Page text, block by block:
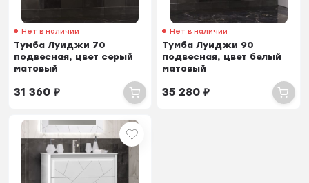
Нет в наличии
Тумба Луиджи 70
подвесная, цвет серый
матовый
31 360₽
Нет в наличии
Тумба Луиджи 90
подвесная, цвет белый
матовый
35 280₽